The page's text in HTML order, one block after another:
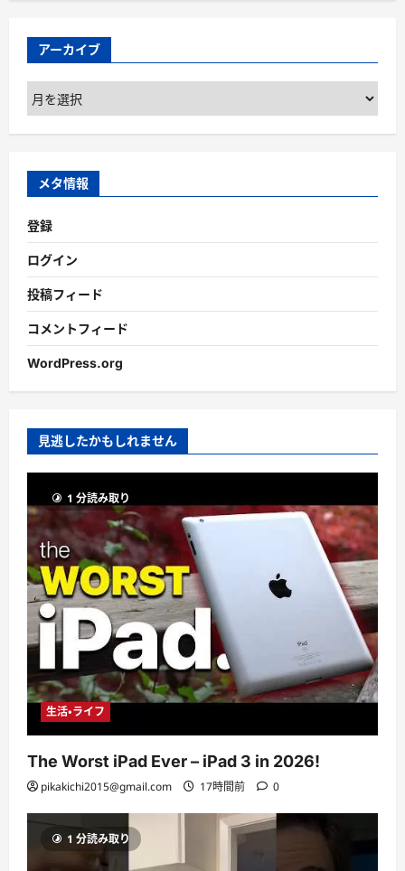
アーカイブ
ア
ー
カ
ブ
メタ情報
登録
ログイン
投稿フィード
コメントフィード
WordPress.org
見逃したかもしれません
1 分読み取り
生活・ライフ
The Worst iPad Ever – iPad 3 in 2026!
pikakichi2015@gmail.com 17時間前 0
1 分読み取り